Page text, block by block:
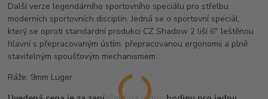
Další verze legendárního sportovního speciálu pro střelbu
moderních sportovních disciplín. Jedná se o sportovní speciál,
který se oproti standardní produkci CZ Shadow 2 liší 6" leštěnou
hlavní s přepracovaným ústím, přepracovanou ergonomii a plně
stavitelným spoušťovým mechanismem.
Ráže: 9mm Luger